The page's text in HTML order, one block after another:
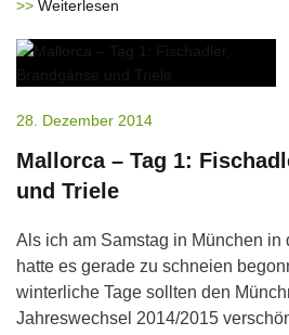
Weiterlesen
28. Dezember 2014
Mallorca – Tag 1:
und Triele
Als ich am Samstag in München in
hatte es gerade zu schneien
winterliche Tage sollten den
Jahreswechsel 2014/2015